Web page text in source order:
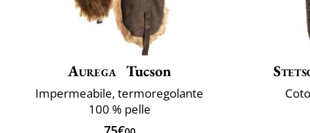
Aurega Tucson
Impermeabile, termoregolante
100 % pelle